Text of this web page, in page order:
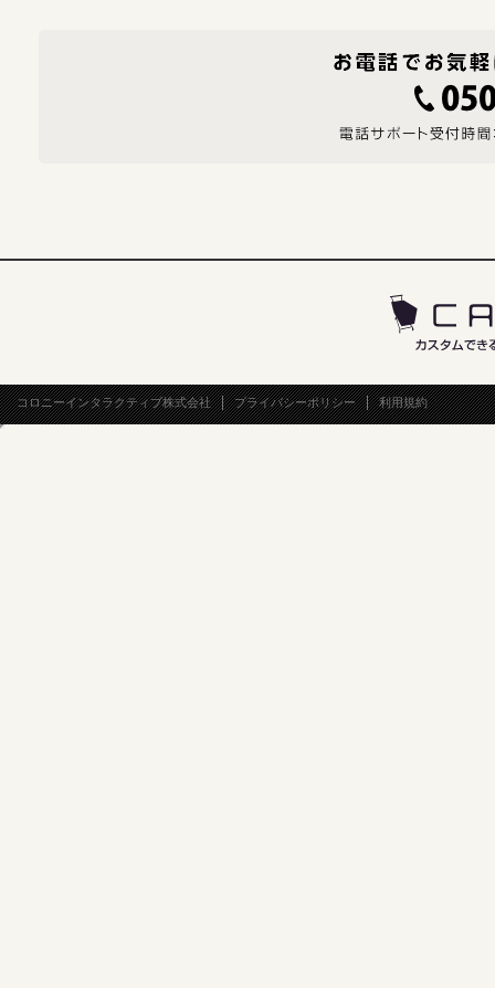
コロニーインタラクティブ株式会社 プライバシーポリシー 利用規約